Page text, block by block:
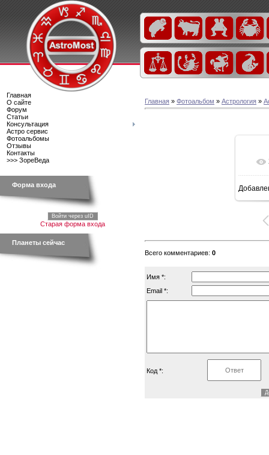
Главная
О сайте
Форум
Статьи
Консультация
Астро сервис
Фотоальбомы
Отзывы
Контакты
>>> ЗореВеда
Форма входа
Войти через uID
Старая форма входа
Планеты сейчас
Главная » Фотоальбом » Астрология »
Всего комментариев: 0
Имя *:
Email *:
Код *: